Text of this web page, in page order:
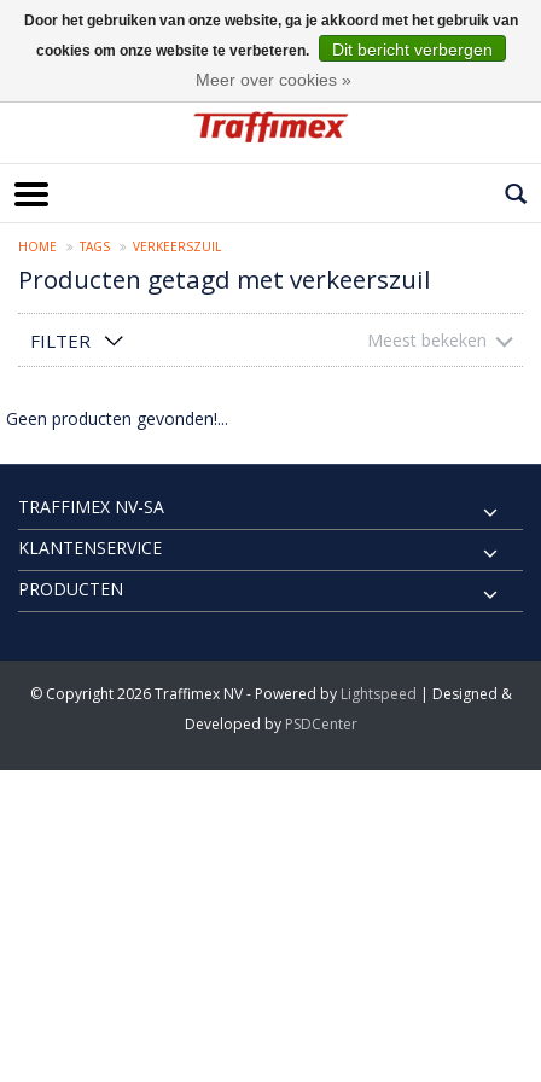
HOME TAGS VERKEERSZUIL
Producten getagd met verkeerszuil
FILTER Meest bekeken
Geen producten gevonden!...
TRAFFIMEX NV-SA
KLANTENSERVICE
PRODUCTEN
© Copyright 2026 Traffimex NV - Powered by Lightspeed | Designed &
Developed by PSDCenter
Door het gebruiken van onze website, ga je akkoord met het gebruik van
cookies om onze website te verbeteren.
Dit bericht verbergen
Meer over cookies »